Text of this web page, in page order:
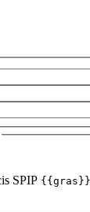
SPIP {{gras}}